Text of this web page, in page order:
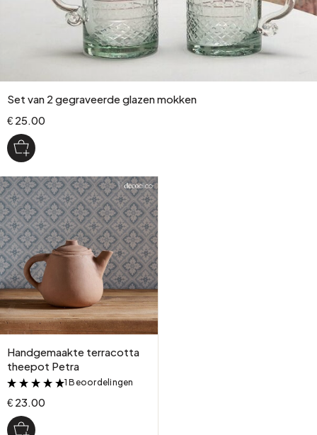
Set van 2 gegraveerde glazen mokken
€ 25.00
Handgemaakte terracotta
theepot Petra
&
1 Beoordelingen
€ 23.00